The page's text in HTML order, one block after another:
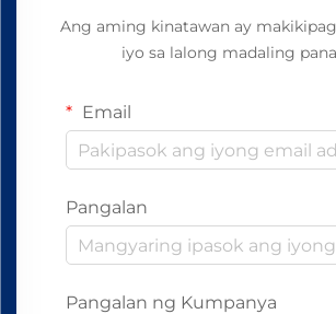
Ang aming kinatawan ay
iyo sa lalong madaling
Email
Pangalan
Pangalan ng Kumpanya